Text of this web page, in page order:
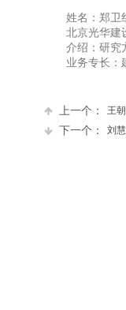
姓名：郑卫
北京光华建设
介绍：研究方
业务专长：建
上一个： 王
下一个： 刘慧